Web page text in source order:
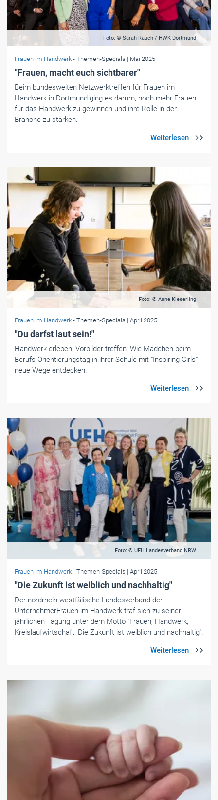
Foto: © Sarah Rauch / HWK Dortmund
Frauen im Handwerk - Themen-Specials | Mai 2025
"Frauen, macht euch sichtbarer"
Beim bundesweiten Netzwerktreffen für Frauen im
Handwerk in Dortmund ging es darum, noch mehr Frauen
für das Handwerk zu gewinnen und ihre Rolle in der
Branche zu stärken.
Foto: © Anne Kieserling
Frauen im Handwerk - Themen-Specials | April 2025
"Du darfst laut sein!"
Handwerk erleben, Vorbilder treffen: Wie Mädchen beim
Berufs-Orientierungstag in ihrer Schule mit "Inspiring Girls"
neue Wege entdecken.
Foto: © UFH Landesverband NRW
Frauen im Handwerk - Themen-Specials | April 2025
"Die Zukunft ist weiblich und nachhaltig"
Der nordrhein-westfälische Landesverband der
UnternehmerFrauen im Handwerk traf sich zu seiner
jährlichen Tagung unter dem Motto "Frauen, Handwerk,
Kreislaufwirtschaft: Die Zukunft ist weiblich und nachhaltig".